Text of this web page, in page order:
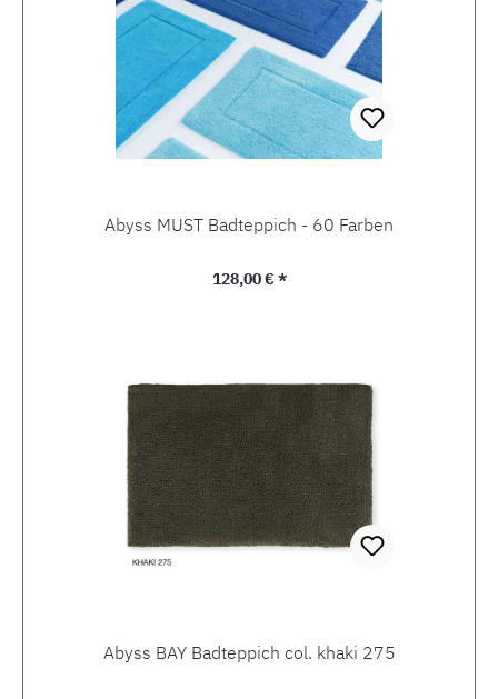
Abyss MUST Badteppich - 60 Farben
Regulärer Preis:
128,00 € *
Abyss BAY Badteppich col. khaki 275